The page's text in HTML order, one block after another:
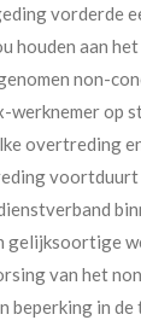
vorderde
houden aan
non-
werknemer op
overtreding
voortduurt
gelijksoortige
van het
beperking in